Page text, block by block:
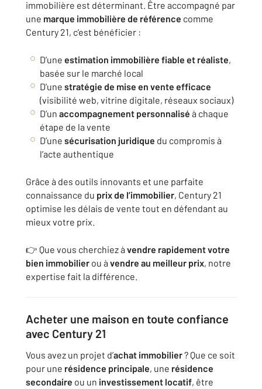
immobilière est déterminant. Être accompagné par
une marque immobilière de référence comme
Century 21, c’est bénéficier :
D’une estimation immobilière fiable et réaliste,
basée sur le marché local
D’une stratégie de mise en vente efficace
(visibilité web, vitrine digitale, réseaux sociaux)
D’un accompagnement personnalisé à chaque
étape de la vente
D’une sécurisation juridique du compromis à
l’acte authentique
Grâce à des outils innovants et une parfaite
connaissance du prix de l’immobilier, Century 21
optimise les délais de vente tout en défendant au
mieux votre prix.
👉 Que vous cherchiez à vendre rapidement votre
bien immobilier ou à vendre au meilleur prix, notre
expertise fait la différence.
Acheter une maison en toute confiance
avec Century 21
Vous avez un projet d’achat immobilier? Que ce soit
pour une résidence principale, une résidence
secondaire ou un investissement locatif, être